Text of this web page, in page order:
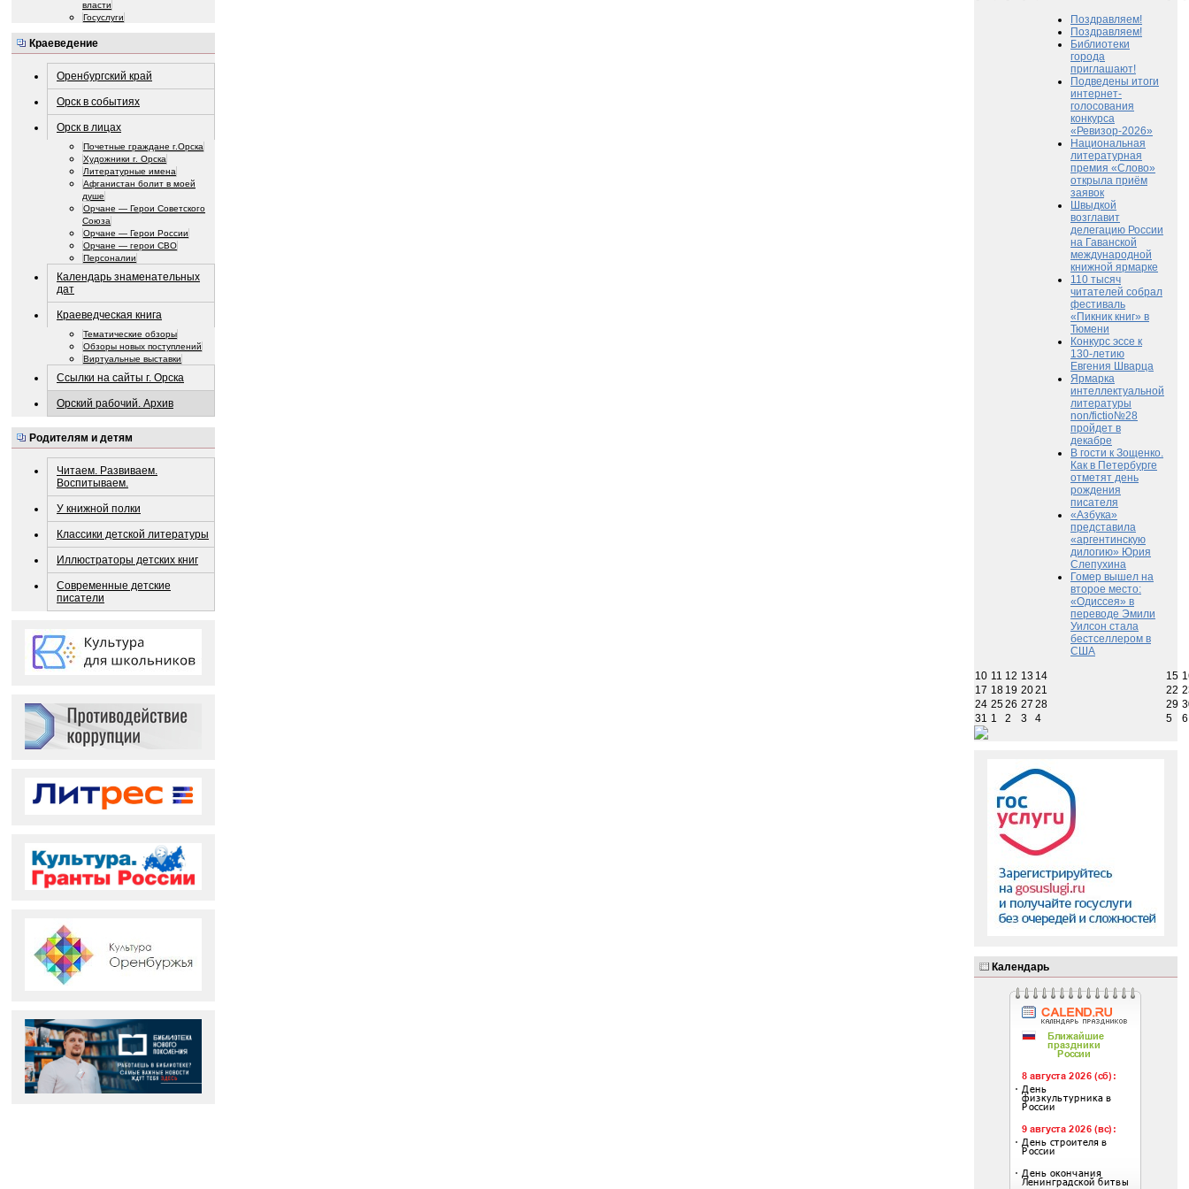
власти
Госуслуги
Краеведение
Оренбургский край
Орск в событиях
Орск в лицах
Почетные граждане г.Орска
Художники г. Орска
Литературные имена
Афганистан болит в моей
душе
Орчане — Герои Советского
Союза
Орчане — Герои России
Орчане — герои СВО
Персоналии
Календарь знаменательных
дат
Краеведческая книга
Тематические обзоры
Обзоры новых поступлений
Виртуальные выставки
Ссылки на сайты г. Орска
Орский рабочий. Архив
Родителям и детям
Читаем. Развиваем.
Воспитываем.
У книжной полки
Классики детской литературы
Иллюстраторы детских книг
Современные детские
писатели
Поздравляем!
Поздравляем!
Библиотеки
города
приглашают!
Подведены итоги
интернет-
голосования
конкурса
«Ревизор-2026»
Национальная
литературная
премия «Слово»
открыла приём
заявок
Швыдкой
возглавит
делегацию России
на Гаванской
международной
книжной ярмарке
110 тысяч
читателей собрал
фестиваль
«Пикник книг» в
Тюмени
Конкурс эссе к
130-летию
Евгения Шварца
Ярмарка
интеллектуальной
литературы
non/fictio№28
пройдет в
декабре
В гости к Зощенко.
Как в Петербурге
отметят день
рождения
писателя
«Азбука»
представила
«аргентинскую
дилогию» Юрия
Слепухина
Гомер вышел на
второе место:
«Одиссея» в
переводе Эмили
Уилсон стала
бестселлером в
США
10 11 12 13 14 15
17 18 19 2021 22
24 2526 27 28 29
31 1 2 3 4 5 6
Календарь